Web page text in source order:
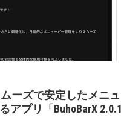
ムーズで安定したメニ
アプリ「BuhoBarX